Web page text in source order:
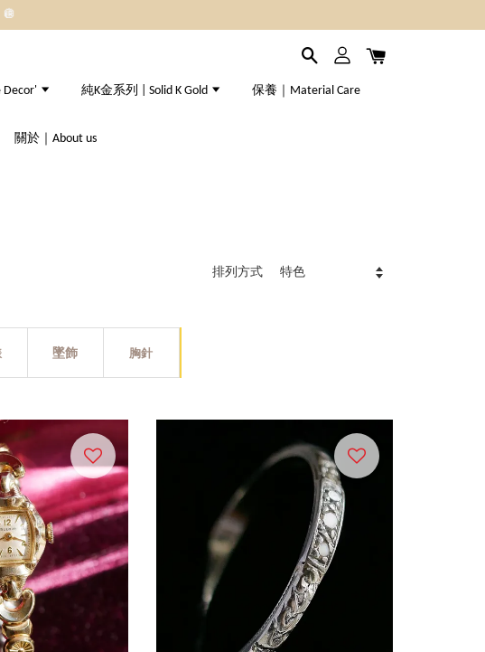
純K金系列 | Solid K Gold 保養｜Material Care
關於｜About us
排列方式
墜飾 胸針